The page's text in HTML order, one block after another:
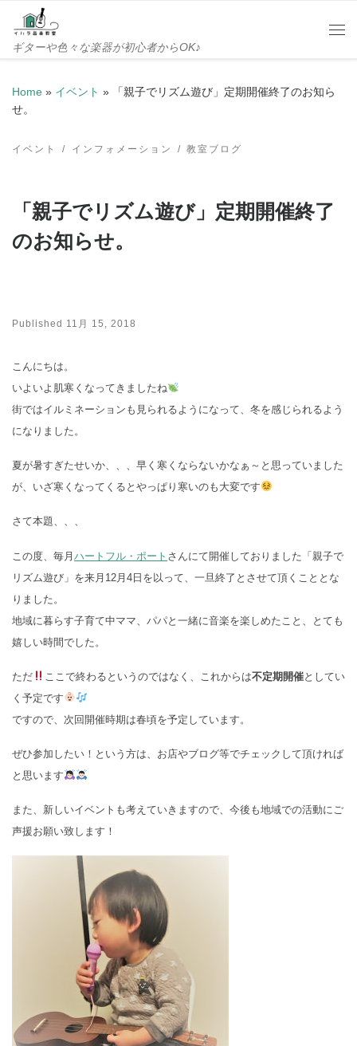
Skip to content
ギターや色々な楽器が初心者からOK♪
Home » イベント »
「親子でリズム遊び」定期開催終了のお知ら
せ。
イベント インフォメーション 教室ブログ
「親子でリズム遊び」定期開催終了
のお知らせ。
Published 11月 15, 2018
こんにちは。
いよいよ肌寒くなってきましたね
街ではイルミネーションも見られるようになって、冬を感じられるよう
になりました。
夏が暑すぎたせいか、、、早く寒くならないかなぁ～と思っていました
が、いざ寒くなってくるとやっぱり寒いのも大変です
さて本題、、、
この度、毎月 ハートフル・ポート さんにて開催しておりました「親子で
リズム遊び」を来月12月4日を以って、一旦終了とさせて頂くこととな
りました。
地域に暮らす子育て中ママ、パパと一緒に音楽を楽しめたこと、とても
嬉しい時間でした。
ただ ここで終わるというのではなく、これからは不定期開催としてい
く予定です
ですので、次回開催時期は春頃を予定しています。
ぜひ参加したい！という方は、お店やブログ等でチェックして頂ければ
と思います
また、新しいイベントも考えていきますので、今後も地域での活動にご
声援お願い致します！